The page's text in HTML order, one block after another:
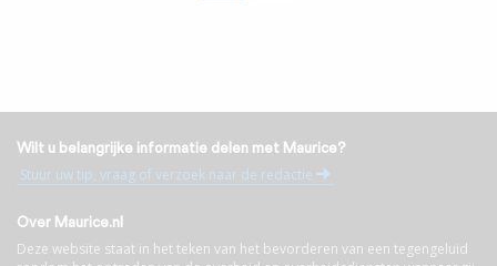
Wilt u belangrijke informatie delen met Maurice?
Stuur uw tip, vraag of verzoek naar de redactie
Over Maurice.nl
Deze website staat in het teken van het bevorderen van een tegengeluid